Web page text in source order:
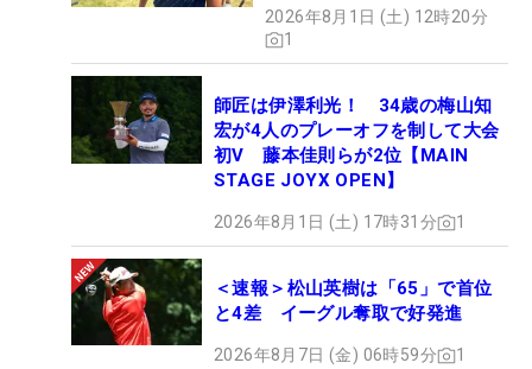
OPEN】
2026年8月1日 (土) 12時20分
1
師匠は伊澤利光！ 34歳の梅山知
宏が4人のプレーオフを制して大会
初V 藤本佳則らが2位【MAIN
STAGE JOYX OPEN】
2026年8月1日 (土) 17時31分 1
＜速報＞松山英樹は「65」で首位
と4差 イーグル奪取で好発進
2026年8月7日 (金) 06時59分 1